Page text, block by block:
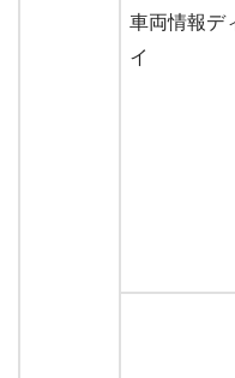
車両情報デ
イ